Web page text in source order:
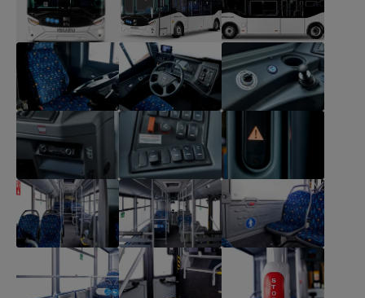
ISUZUVISIGO HYPER
NABÍDKA AUTOBUSŮ
SERVIS
NÁHRADNÍ DÍLY
NOVINKY
O NÁS
KONTAKT